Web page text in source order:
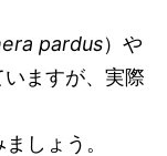
pardus）や
いますが、実際
しょう。